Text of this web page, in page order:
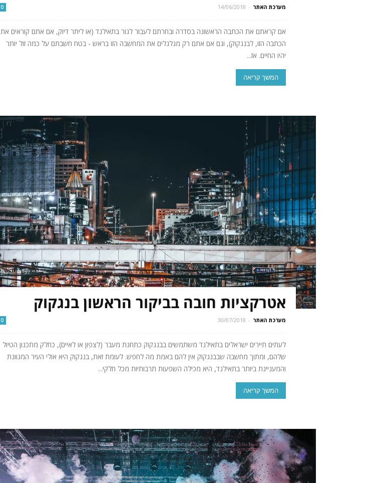
מערכת האתר -
14/06/2018
0
אם קראתם את הכתבה הראשונה בסדרה ובחרתם לעבור לגור בתאילנד (או ליתר דיוק, אם אתם קוראים את
הכתבה הזו, לבנגקוק), וגם אם אתם רק מגלגלים את המחשבה הזו בראש - בטח חשבתם על כמה זול יותר
יהיו החיים. אז...
המשך קריאה
אטרקציות חובה בביקור הראשון בנגקוק
מערכת האתר -
30/07/2018
0
לעתים תיירים ישראלים בתאילנד משתמשים בבנגקוק כתחנת מעבר (לצפון או לאיים), כחלק מתכנון הטיול
שלהם, ומתוך מחשבה שבבנגקוק אין להם באמת מה לחפש. לעומת זאת, בנגקוק היא אולי העיר המגוונת
והמעניינת ביותר בתאילנד, היא מכילה השפעות תרבותיות מכל חלקי...
המשך קריאה